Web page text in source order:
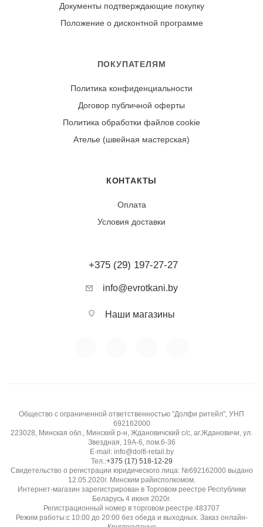
расправленном виде в тени, изнанкой наружу, чтобы
сохранить контраст рисунка. Гладьте с изнаночной
При правильном уходе демонстрирует отличную
стойкость черного цвета и четкость контрастного
Высокая (принт не скатывается)
Документы подтверждающие покупку
Положение о дисконтной программе
ПОКУПАТЕЛЯМ
Политика конфиденциальности
Договор публичной оферты
Политика обработки файлов cookie
Ателье (швейная мастерская)
КОНТАКТЫ
Оплата
Условия доставки
+375 (29) 197-27-27
info@evrotkani.by
Наши магазины
Общество с ограниченной ответственностью "Долфи ритейл", УНП
692162000
223028, Минская обл., Минский р-н, Ждановичский с/с, аг.Ждановичи, ул.
Звездная, 19А-6, пом.6-36
E-mail: info@dolfi-retail.by
Тел.:+375 (17) 518-12-29
Свидетельство о регистрации юридического лица: №692162000 выдано
12.05.2020г. Минским райисполкомом.
Интернет-магазин зарегистрирован в Торговом реестре Республики
Беларусь 4 июня 2020г.
Регистрационный номер в торговом реестре:483707
Режим работы:с 10:00 до 20:00 без обеда и выходных. Заказ онлайн-